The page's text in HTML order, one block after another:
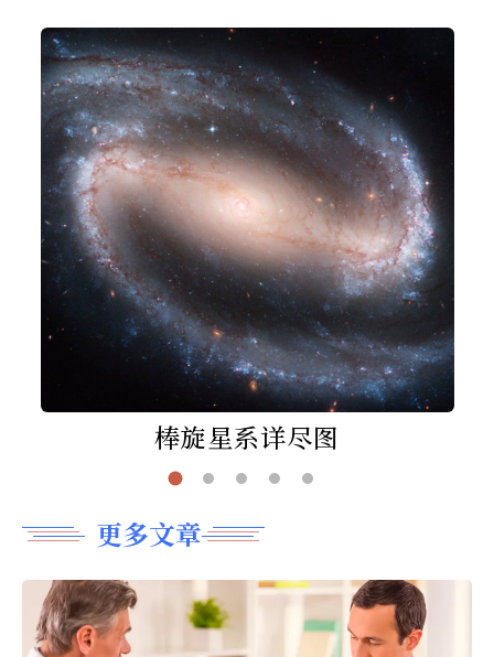
棒旋星系详尽图
更多文章